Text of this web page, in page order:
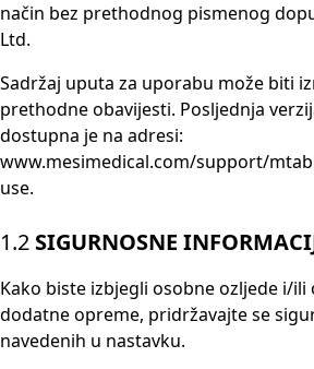
način bez prethodnog pismenog
Ltd.
Sadržaj uputa za uporabu može biti
prethodne obavijesti. Posljednja
dostupna je na adresi:
www.mesimedical.com/support/
use.
1.2 SIGURNOSNE
Kako biste izbjegli osobne ozljede i/ili
dodatne opreme, pridržavajte se
navedenih u nastavku.